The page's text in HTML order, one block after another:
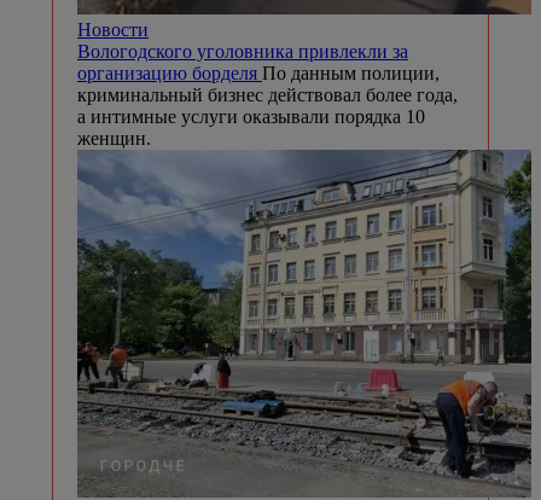
Новости
Вологодского уголовника привлекли за
организацию борделя По данным полиции,
криминальный бизнес действовал более года,
а интимные услуги оказывали порядка 10
женщин.